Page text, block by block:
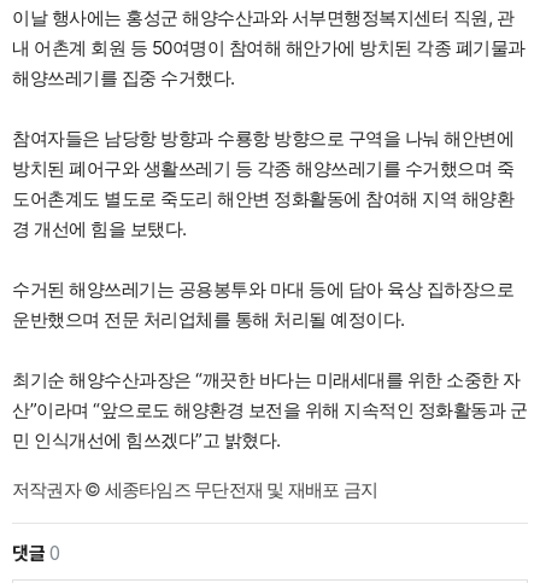
이날 행사에는 홍성군 해양수산과와 서부면행정복지센터 직원, 관
내 어촌계 회원 등 50여명이 참여해 해안가에 방치된 각종 폐기물과
해양쓰레기를 집중 수거했다.
참여자들은 남당항 방향과 수룡항 방향으로 구역을 나눠 해안변에
방치된 폐어구와 생활쓰레기 등 각종 해양쓰레기를 수거했으며 죽
도어촌계도 별도로 죽도리 해안변 정화활동에 참여해 지역 해양환
경 개선에 힘을 보탰다.
수거된 해양쓰레기는 공용봉투와 마대 등에 담아 육상 집하장으로
운반했으며 전문 처리업체를 통해 처리될 예정이다.
최기순 해양수산과장은 “깨끗한 바다는 미래세대를 위한 소중한 자
산”이라며 “앞으로도 해양환경 보전을 위해 지속적인 정화활동과 군
민 인식개선에 힘쓰겠다”고 밝혔다.
저작권자 © 세종타임즈 무단전재 및 재배포 금지
댓글0